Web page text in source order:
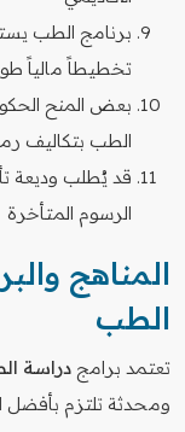
برنامج الطب
تخطيطاً مالياً
بعض المنح
الطب بتكاليف
قد يُطلب وديعة
الرسوم المتأخرة
المناهج
الطب
تعتمد برامج دراسة
ومحدثة تلتزم بأفضل